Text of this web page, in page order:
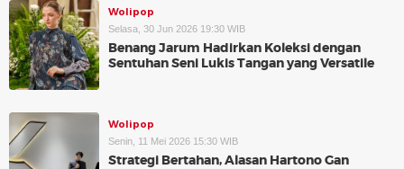
Wolipop
Selasa, 30 Jun 2026 19:30 WIB
Benang Jarum Hadirkan Koleksi dengan
Sentuhan Seni Lukis Tangan yang Versatile
Wolipop
Senin, 11 Mei 2026 15:30 WIB
Strategi Bertahan, Alasan Hartono Gan